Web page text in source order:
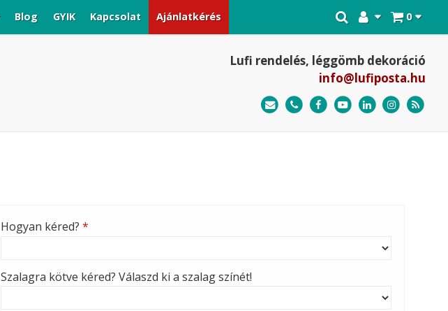
0
Blog GYIK Kapcsolat Ajánlatkérés
Lufi rendelés, léggömb dekoráció
info@lufiposta.hu
Hogyan kéred? *
Szalagra kötve kéred? Válaszd ki a szalag színét!